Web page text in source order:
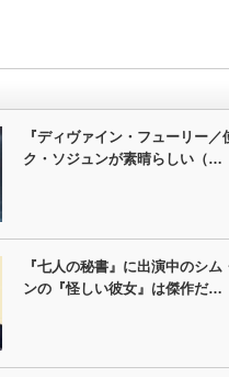
『ディヴァイン・フューリー／
ク・ソジュンが素晴らしい（…
『七人の秘書』に出演中のシム
ンの『怪しい彼女』は傑作だ…